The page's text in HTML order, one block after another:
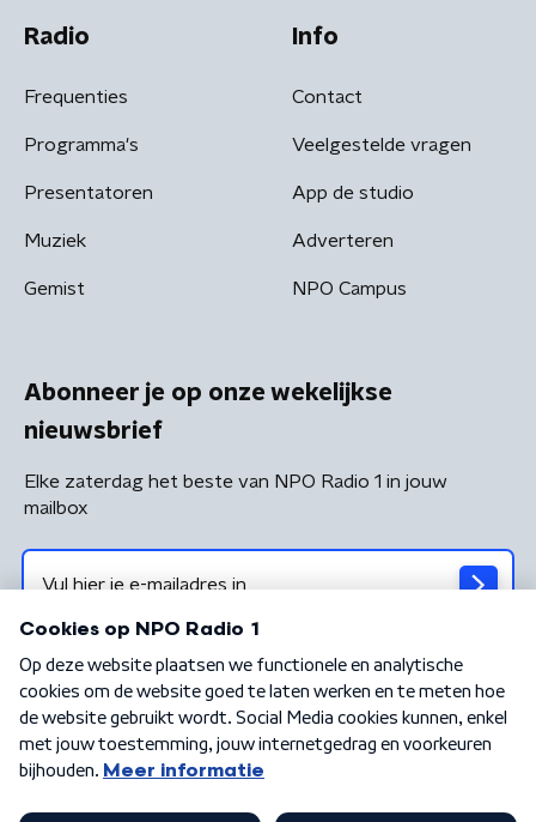
Radio
Frequenties
Programma's
Presentatoren
Muziek
Gemist
Info
Contact
Veelgestelde vragen
App de studio
Adverteren
NPO Campus
Abonneer je op onze wekelijkse
nieuwsbrief
Elke zaterdag het beste van NPO Radio 1 in jouw
mailbox
Algemene voorwaarden